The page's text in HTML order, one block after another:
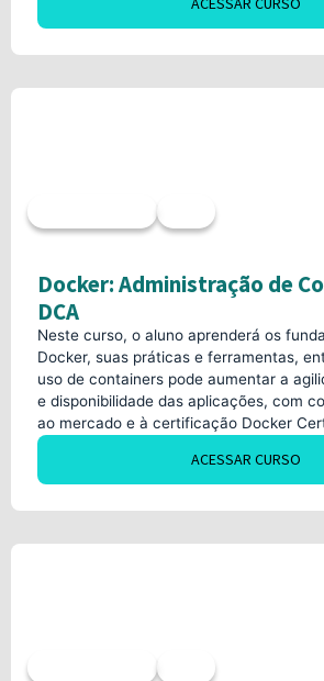
Docker: Administração de
DCA
Neste curso, o aluno aprenderá os
Docker, suas práticas e ferramentas,
uso de containers pode aumentar a
e disponibilidade das aplicações, com
ao mercado e à certificação Docker
ACESSAR CURSO